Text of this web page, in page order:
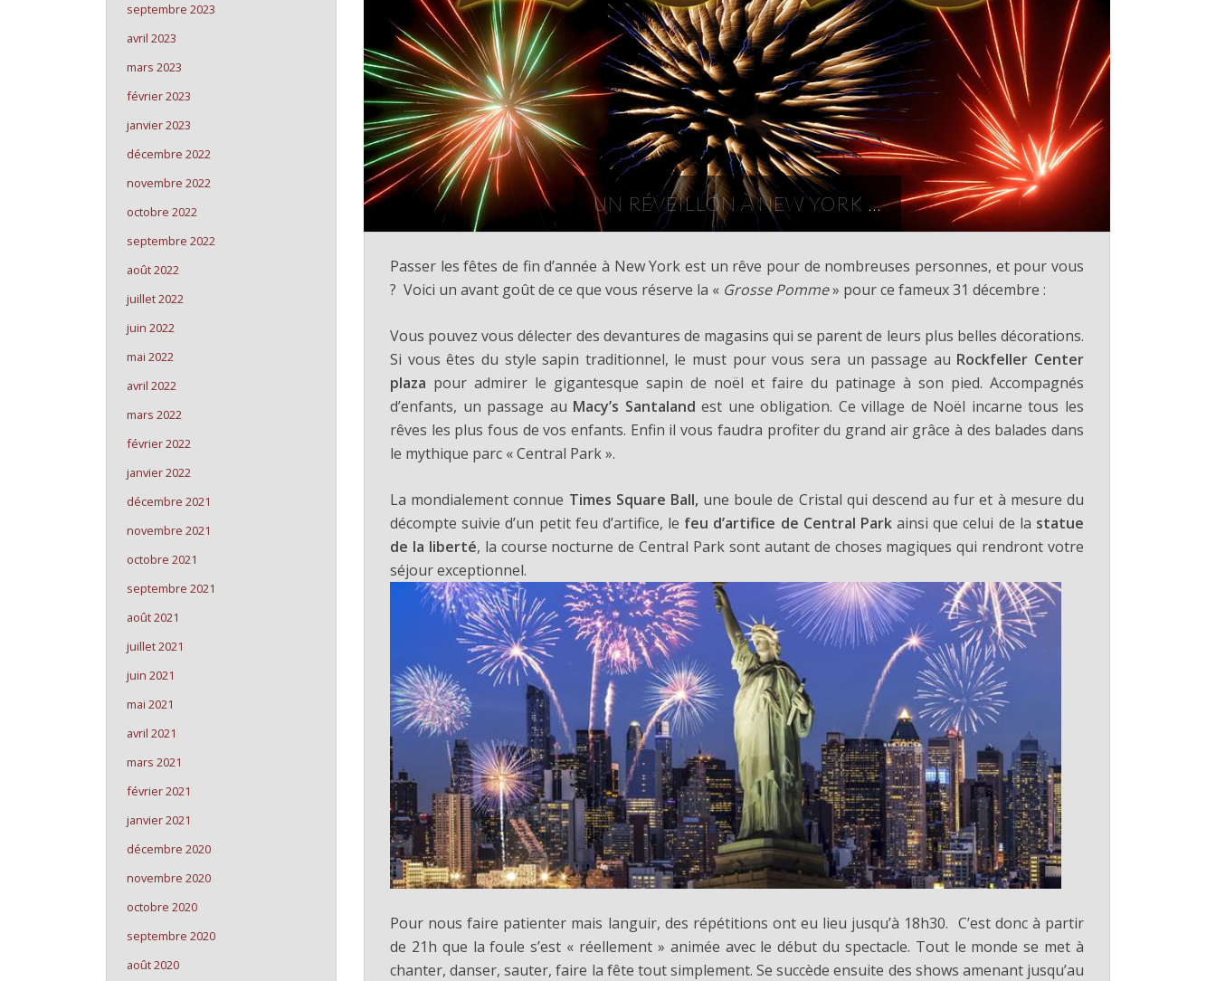
UN RÉVEILLON À NEW YORK …
Passer les fêtes de fin d’année à New York est un rêve pour de nombreuses personnes, et pour vous
? Voici un avant goût de ce que vous réserve la « Grosse Pomme» pour ce fameux 31 décembre :
Vous pouvez vous délecter des devantures de magasins qui se parent de leurs plus belles décorations.
Si vous êtes du style sapin traditionnel, le must pour vous sera un passage au Rockfeller Center
plaza pour admirer le gigantesque sapin de noël et faire du patinage à son pied. Accompagnés
d’enfants, un passage au Macy’s Santaland est une obligation. Ce village de Noël incarne tous les
rêves les plus fous de vos enfants. Enfin il vous faudra profiter du grand air grâce à des balades dans
le mythique parc « Central Park ».
La mondialement connue Times Square Ball,une boule de Cristal qui descend au fur et à mesure du
décompte suivie d’un petit feu d’artifice, le feu d’artifice de Central Parkainsi que celui de la statue
de la liberté, la course nocturne de Central Park sont autant de choses magiques qui rendront votre
séjour exceptionnel.
Pour nous faire patienter mais languir, des répétitions ont eu lieu jusqu’à 18h30. C’est donc à partir
de 21h que la foule s’est « réellement » animée avec le début du spectacle. Tout le monde se met à
chanter, danser, sauter, faire la fête tout simplement. Se succède ensuite des shows amenant jusqu’au
septembre 2023
avril 2023
mars 2023
février 2023
janvier 2023
décembre 2022
novembre 2022
octobre 2022
septembre 2022
août 2022
juillet 2022
juin 2022
mai 2022
avril 2022
mars 2022
février 2022
janvier 2022
décembre 2021
novembre 2021
octobre 2021
septembre 2021
août 2021
juillet 2021
juin 2021
mai 2021
avril 2021
mars 2021
février 2021
janvier 2021
décembre 2020
novembre 2020
octobre 2020
septembre 2020
août 2020